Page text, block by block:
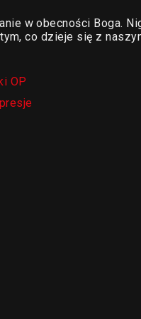
w obecności Boga.
co dzieje się z
OP